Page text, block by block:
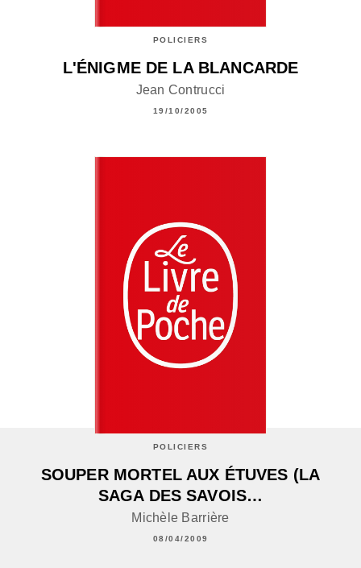
POLICIERS
L'ÉNIGME DE LA BLANCARDE
Jean Contrucci
19/10/2005
POLICIERS
SOUPER MORTEL AUX ÉTUVES (LA
SAGA DES SAVOIS…
Michèle Barrière
08/04/2009